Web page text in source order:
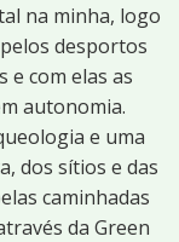
na minha, logo
desportos
e com elas as
autonomia.
e uma
dos sítios e das
caminhadas
da Green